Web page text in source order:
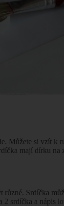
Můžete si vzít k
mají dírku na
různé. Srdíčka
2 srdíčka a nápis